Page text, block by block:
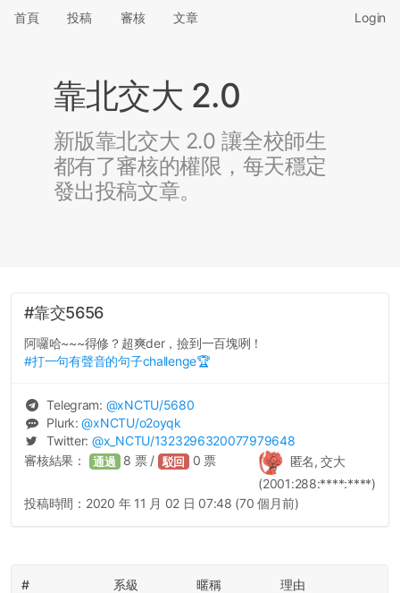
首頁 投稿 審核 文章 Login
靠北交大 2.0
新版靠北交大 2.0 讓全校師生
都有了審核的權限，每天穩定
發出投稿文章。
#靠交5656
阿囉哈~~~得修？超爽der，撿到一百塊咧！
#打一句有聲音的句子challenge🏆
Telegram: @xNCTU/5680
Plurk:@xNCTU/o2oyqk
Twitter: @x_NCTU/1323296320077979648
匿名, 交大
(2001:288:****:****)
審核結果： 通過 8 票 / 駁回 0 票
投稿時間： 2020 年 11 月 02 日 07:48 (70 個月前)
# 系級 暱稱 理由